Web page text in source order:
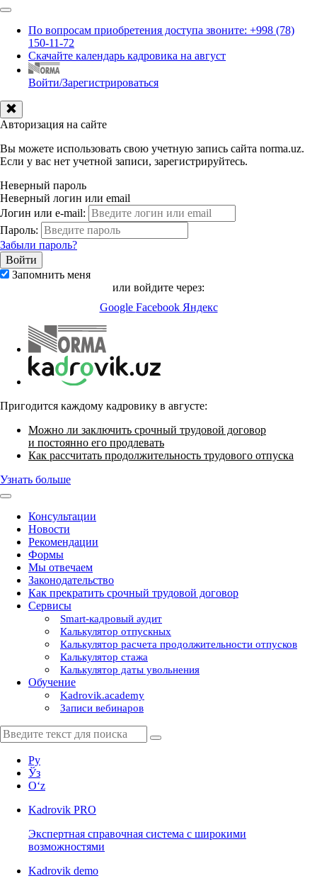
По вопросам приобретения доступа звоните: +998 (78)
150-11-72
Скачайте календарь кадровика на август
Войти/Зарегистрироваться
Авторизация на сайте
Вы можете использовать свою учетную запись сайта norma.uz.
Если у вас нет учетной записи, зарегистрируйтесь.
Неверный пароль
Неверный логин или email
Логин или e-mail:
Пароль:
Забыли пароль?
Запомнить меня
или войдите через:
Google Facebook Яндекс
Пригодится каждому кадровику в августе:
Можно ли заключить срочный трудовой договор
и постоянно его продлевать
Как рассчитать продолжительность трудового отпуска
Узнать больше
Консультации
Новости
Рекомендации
Формы
Мы отвечаем
Законодательство
Как прекратить срочный трудовой договор
Сервисы
Smart-кадровый аудит
Калькулятор отпускных
Калькулятор расчета продолжительности отпусков
Калькулятор стажа
Калькулятор даты увольнения
Обучение
Kadrovik.academy
Записи вебинаров
Ру
Ўз
Oʻz
Kadrovik PRO
Экспертная справочная система с широкими
возможностями
Kadrovik demo